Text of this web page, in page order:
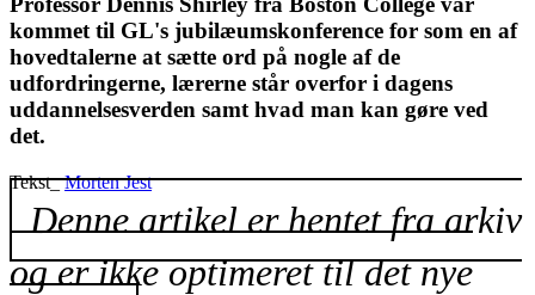
kommet til GL's jubilæumskonference for som en af
hovedtalerne at sætte ord på nogle af de
udfordringerne, lærerne står overfor i dagens
uddannelsesverden samt hvad man kan gøre ved
det.
Tekst_Morten Jest
Denne artikel er hentet fra arkiv
og er ikke optimeret til det nye